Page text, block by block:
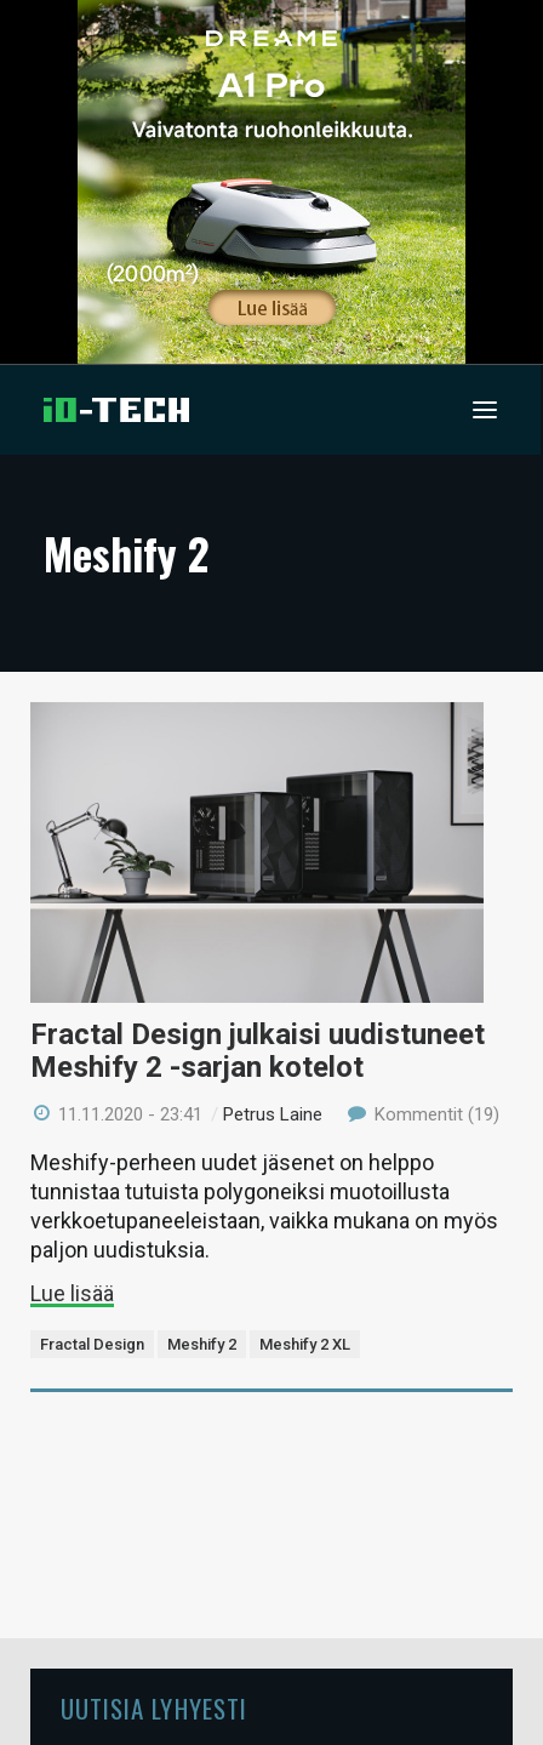
ARTIKKELIT
TECHBBS
KAUPPA
VAIHDA TEEMA
HAKU
Meshify 2
Fractal Design julkaisi uudistuneet
Meshify 2 -sarjan kotelot
11.11.2020 - 23:41 /Petrus Laine Kommentit (19)
Meshify-perheen uudet jäsenet on helppo
tunnistaa tutuista polygoneiksi muotoillusta
verkkoetupaneeleistaan, vaikka mukana on myös
paljon uudistuksia.
Lue lisää
Fractal Design Meshify 2 Meshify 2 XL
UUTISIA LYHYESTI